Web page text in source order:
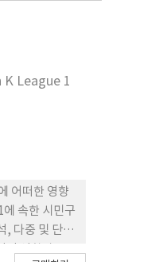
League 1
어떠한 영향
속한 시민구
, 다중 및 단순